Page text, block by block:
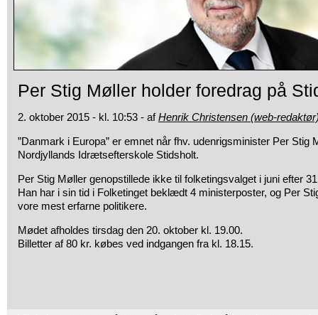
Per Stig Møller holder foredrag på
2. oktober 2015 - kl. 10:53 - afHenrik Christensen (web-
”Danmark i Europa” er emnet når fhv. udenrigsminister Per Stig
Nordjyllands Idrætsefterskole Stidsholt.
Per Stig Møller genopstillede ikke til folketingsvalget i juni efter
Han har i sin tid i Folketinget beklædt 4 ministerposter, og Per
vore mest erfarne politikere.
Mødet afholdes tirsdag den 20. oktober kl. 19.00.
Billetter af 80 kr. købes ved indgangen fra kl. 18.15.